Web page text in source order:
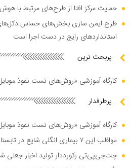
حمایت مرکز افتا از طرح‌های مرتبط با
طرح ایمن سازی بخش‌های حساس دکل‌های
استاندارد‌های رایج در دست اجرا است
پربحث ترین
کارگاه آموزشی «روش‌های تست نفوذ
پرطرفدار
کارگاه آموزشی «روش‌های تست نفوذ
مواظب این ۷ بیماری انگلی شایع در تابستان باشید
چت‌جی‌پی‌تی رکورددار تولید اخبار جعلی